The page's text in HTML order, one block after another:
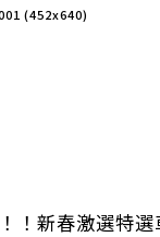
！新春激選特選